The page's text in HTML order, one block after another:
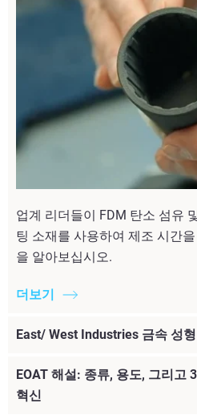
업계 리더들이 FDM 탄소 섬유
팅 소재를 사용하여 제조 시간
을 알아보십시오.
더보기
East/ West Industries 금속 성형
EOAT 해설: 종류, 용도, 그리고
혁신